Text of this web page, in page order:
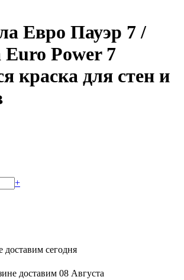
Евро Пауэр 7 /
Power 7
краска для стен и
+
сегодня
доставим 08 Августа